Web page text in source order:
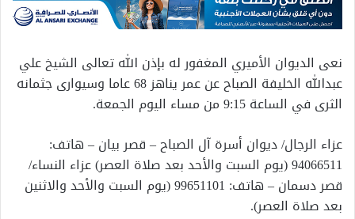
نعى الديوان الأميري المغفور له بإذن الله تعالى الشيخ علي
عبدالله الخليفة الصباح عن عمر يناهز 68 عاما وسيوارى جثمانه
الثرى في الساعة 9:15 من مساء اليوم الجمعة.
عزاء الرجال/ ديوان أسرة آل الصباح – قصر بيان – هاتف:
94066511 (يوم السبت والأحد بعد صلاة العصر) عزاء النساء/
قصر دسمان – هاتف: 99651101 (يوم السبت والأحد والاثنين
بعد صلاة العصر).